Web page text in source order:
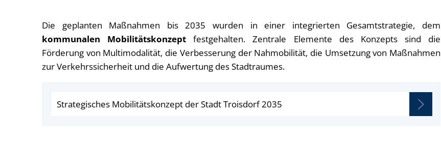
Die geplanten Maßnahmen bis 2035 wurden in einer integrierten Gesamtstrategie, dem
kommunalen Mobilitätskonzept festgehalten. Zentrale Elemente des Konzepts sind die
Förderung von Multimodalität, die Verbesserung der Nahmobilität, die Umsetzung von Maßnahmen
zur Verkehrssicherheit und die Aufwertung des Stadtraumes.
Strategisches Mobilitätskonzept der Stadt Troisdorf 2035